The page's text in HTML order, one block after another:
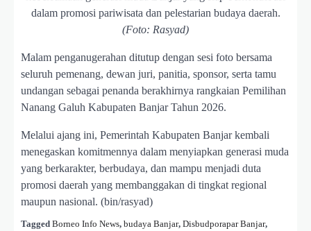
dalam promosi pariwisata dan pelestarian budaya daerah.
(Foto: Rasyad)
Malam penganugerahan ditutup dengan sesi foto bersama
seluruh pemenang, dewan juri, panitia, sponsor, serta tamu
undangan sebagai penanda berakhirnya rangkaian Pemilihan
Nanang Galuh Kabupaten Banjar Tahun 2026.
Melalui ajang ini, Pemerintah Kabupaten Banjar kembali
menegaskan komitmennya dalam menyiapkan generasi muda
yang berkarakter, berbudaya, dan mampu menjadi duta
promosi daerah yang membanggakan di tingkat regional
maupun nasional. (bin/rasyad)
Tagged Borneo Info News, budaya Banjar, Disbudporapar Banjar,